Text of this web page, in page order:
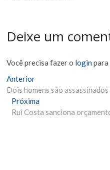
Deixe um
Você precisa fazer o login para
Navegação
de
Post
AnteriorMatéria
Anterior:
Dois homens são
PróximaPróxima
Materia:
Rui Costa sanciona